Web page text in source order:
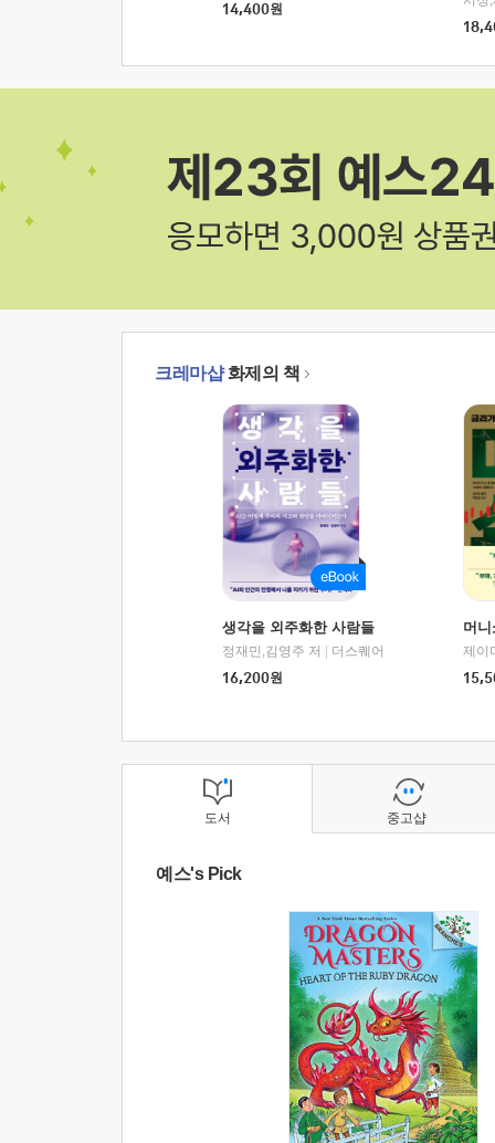
14,400원
크레마샵화제의 책
생각을 외주화한 사람들
정재민,김영주 저
더스퀘어
16,200원
머
도서
예스's Pick
중고샵